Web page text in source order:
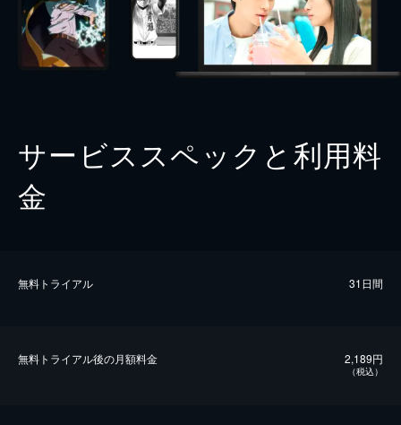
サービススペックと利用料
金
無料トライアル 31日間
無料トライアル後の⽉額料金 2,189円
（税込）